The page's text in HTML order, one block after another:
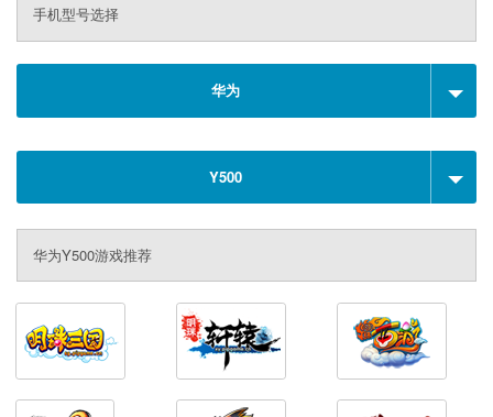
手机型号选择
华为
Y500
华为Y500游戏推荐